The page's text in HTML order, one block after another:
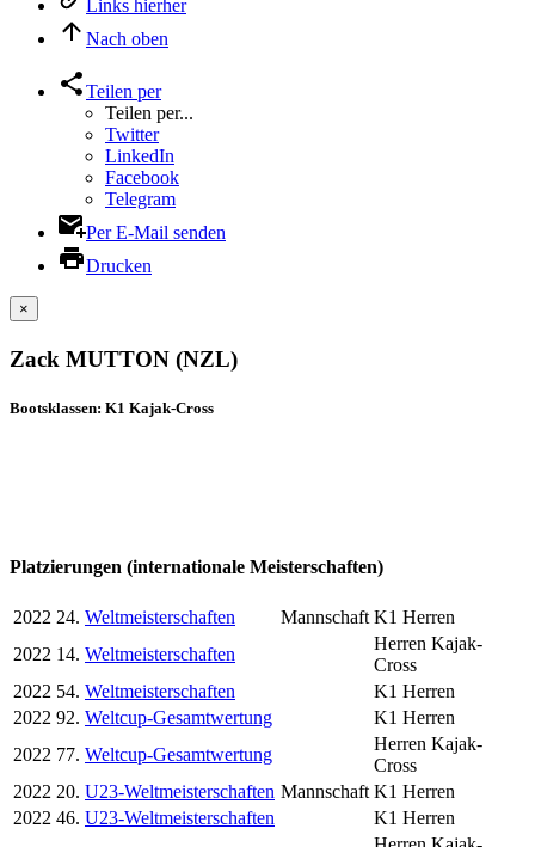
Links hierher
Nach oben
Teilen per
Teilen per...
Twitter
LinkedIn
Facebook
Telegram
Per E-Mail senden
Drucken
×
Zack MUTTON (NZL)
Bootsklassen: K1 Kajak-Cross
Platzierungen (internationale Meisterschaften)
2022 24. Weltmeisterschaften Mannschaft K1 Herren
2022 14. Weltmeisterschaften
Herren Kajak-
Cross
2022 54. Weltmeisterschaften
K1 Herren
2022 92. Weltcup-Gesamtwertung
K1 Herren
2022 77. Weltcup-Gesamtwertung
Herren Kajak-
Cross
2022 20. U23-Weltmeisterschaften Mannschaft K1 Herren
2022 46. U23-Weltmeisterschaften
K1 Herren